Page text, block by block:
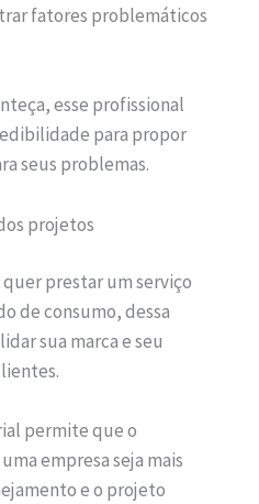
fatores problemáticos
esse profissional
para propor
seus problemas.
projetos
prestar um serviço
de consumo, dessa
sua marca e seu
permite que o
empresa seja mais
e o projeto